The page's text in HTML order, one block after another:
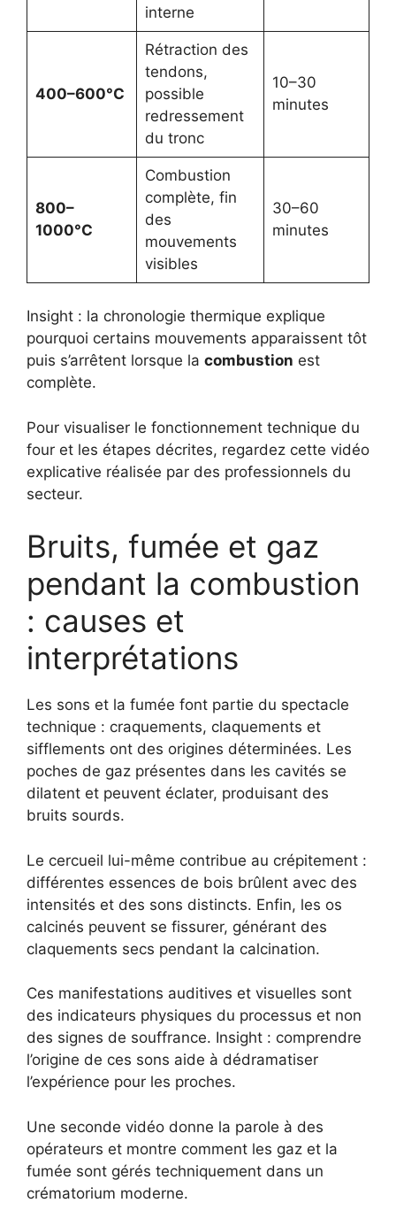
interne
400–600°C
Rétraction des
tendons,
possible
redressement
du tronc
10–30
minutes
800–
1000°C
Combustion
complète, fin
des
mouvements
visibles
30–60
minutes
Insight : la chronologie thermique explique
pourquoi certains mouvements apparaissent tôt
puis s’arrêtent lorsque la combustion est
complète.
Pour visualiser le fonctionnement technique du
four et les étapes décrites, regardez cette vidéo
explicative réalisée par des professionnels du
secteur.
Bruits, fumée et gaz
pendant la combustion
: causes et
interprétations
Les sons et la fumée font partie du spectacle
technique : craquements, claquements et
sifflements ont des origines déterminées. Les
poches de gaz présentes dans les cavités se
dilatent et peuvent éclater, produisant des
bruits sourds.
Le cercueil lui-même contribue au crépitement :
différentes essences de bois brûlent avec des
intensités et des sons distincts. Enfin, les os
calcinés peuvent se fissurer, générant des
claquements secs pendant la calcination.
Ces manifestations auditives et visuelles sont
des indicateurs physiques du processus et non
des signes de souffrance. Insight : comprendre
l’origine de ces sons aide à dédramatiser
l’expérience pour les proches.
Une seconde vidéo donne la parole à des
opérateurs et montre comment les gaz et la
fumée sont gérés techniquement dans un
crématorium moderne.